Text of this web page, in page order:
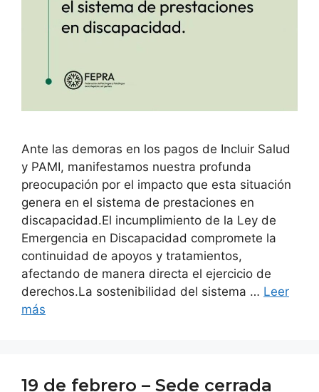
Ante las demoras en los pagos de Incluir Salud
y PAMI, manifestamos nuestra profunda
preocupación por el impacto que esta situación
genera en el sistema de prestaciones en
discapacidad.El incumplimiento de la Ley de
Emergencia en Discapacidad compromete la
continuidad de apoyos y tratamientos,
afectando de manera directa el ejercicio de
derechos.La sostenibilidad del sistema … Leer
más
19 de febrero – Sede cerrada